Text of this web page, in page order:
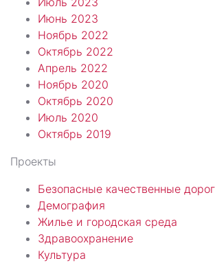
Июнь 2023
Ноябрь 2022
Октябрь 2022
Апрель 2022
Ноябрь 2020
Октябрь 2020
Июль 2020
Октябрь 2019
Проекты
Безопасные качественные
Демография
Жилье и городская среда
Здравоохранение
Культура